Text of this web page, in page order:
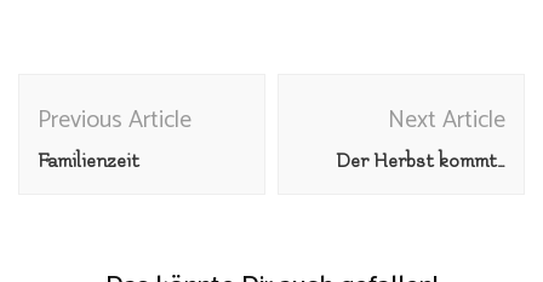
Navigation
Previous Article
Familienzeit
Next Article
Der Herbst kommt…